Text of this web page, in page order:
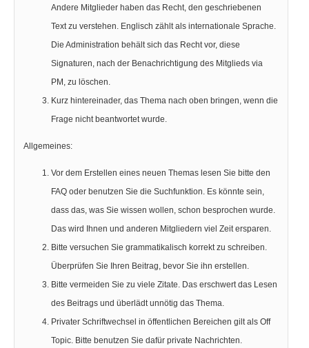
Andere Mitglieder haben das Recht, den geschriebenen
Text zu verstehen. Englisch zählt als internationale Sprache.
Die Administration behält sich das Recht vor, diese
Signaturen, nach der Benachrichtigung des Mitglieds via
PM, zu löschen.
Kurz hintereinader, das Thema nach oben bringen, wenn die
Frage nicht beantwortet wurde.
Allgemeines:
Vor dem Erstellen eines neuen Themas lesen Sie bitte den
FAQ oder benutzen Sie die Suchfunktion. Es könnte sein,
dass das, was Sie wissen wollen, schon besprochen wurde.
Das wird Ihnen und anderen Mitgliedern viel Zeit ersparen.
Bitte versuchen Sie grammatikalisch korrekt zu schreiben.
Überprüfen Sie Ihren Beitrag, bevor Sie ihn erstellen.
Bitte vermeiden Sie zu viele Zitate. Das erschwert das Lesen
des Beitrags und überlädt unnötig das Thema.
Privater Schriftwechsel in öffentlichen Bereichen gilt als Off
Topic. Bitte benutzen Sie dafür private Nachrichten.